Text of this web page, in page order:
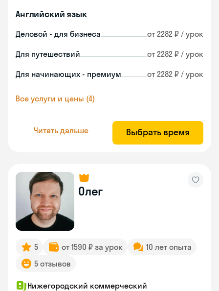
Английский язык
Деловой - для бизнеса от 2282 ₽ / урок
Для путешествий от 2282 ₽ / урок
Для начинающих - премиум от 2282 ₽ / урок
Все услуги и цены (4)
Читать дальше Выбрать время
Олег
5 от 1590 ₽ за урок
10 лет опыта
5 отзывов
Нижегородский коммерческий